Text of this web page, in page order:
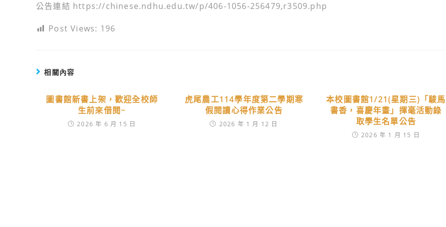
公告連結 https://chinese.ndhu.edu.tw/p/406-1056-256479,r3509.php
Post Views: 196
相關內容
圖書館新書上架，歡迎全校師
生前來借閱~
2026 年 6 月 15 日
虎尾農工114學年度第二學期寒
假閱讀心得作業公告
2026 年 1 月 12 日
本校圖書館1/21(星期三)「駿馬
書香，喜慶年畫」揮毫活動錄
取學生名單公告
2026 年 1 月 15 日